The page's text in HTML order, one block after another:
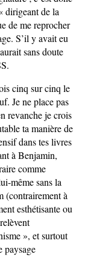
dirigeant de la
de me reprocher
S’il y avait eu
sans doute
cinq sur cinq le
Je ne place pas
revanche je crois
ta manière de
dans tes livres
à Benjamin,
comme
même sans la
(contrairement à
esthétisante ou
», et surtout
paysage